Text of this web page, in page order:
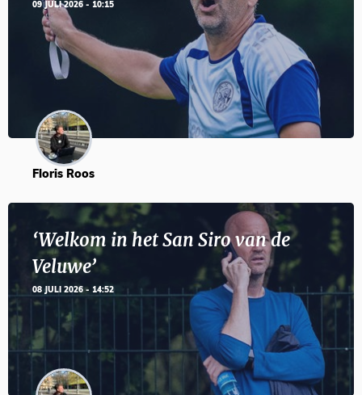
09 JULI 2026 - 10:15
Floris Roos
‘Welkom in het San Siro van de
Veluwe’
08 JULI 2026 - 14:52